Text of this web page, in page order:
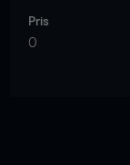
Pris
0